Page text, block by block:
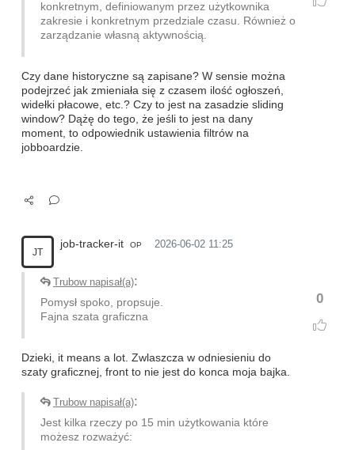
konkretnym, definiowanym przez użytkownika
zakresie i konkretnym przedziale czasu. Również o
zarządzanie własną aktywnością.
Czy dane historyczne są zapisane? W sensie można
podejrzeć jak zmieniała się z czasem ilość ogłoszeń,
widełki płacowe, etc.? Czy to jest na zasadzie sliding
window? Dążę do tego, że jeśli to jest na dany
moment, to odpowiednik ustawienia filtrów na
jobboardzie.
JT
job-tracker-it OP 2026-06-02 11:25
0
Trubow napisał(a):
Pomysł spoko, propsuje.
Fajna szata graficzna
Dzieki, it means a lot. Zwlaszcza w odniesieniu do
szaty graficznej, front to nie jest do konca moja bajka.
Trubow napisał(a):
Jest kilka rzeczy po 15 min użytkowania które
możesz rozważyć: